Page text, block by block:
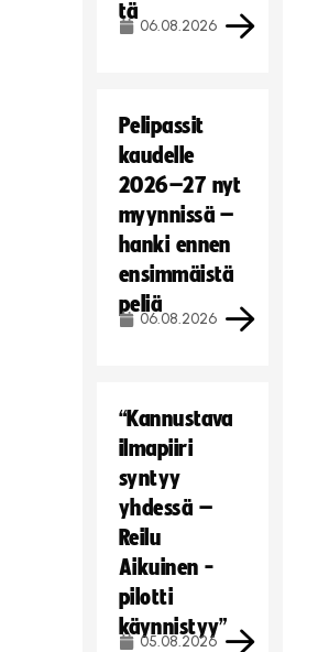
tä
06.08.2026
Pelipassit
kaudelle
2026–27 nyt
myynnissä –
hanki ennen
ensimmäistä
peliä
06.08.2026
“Kannustava
ilmapiiri
syntyy
yhdessä –
Reilu
Aikuinen -
pilotti
käynnistyy”
05.08.2026